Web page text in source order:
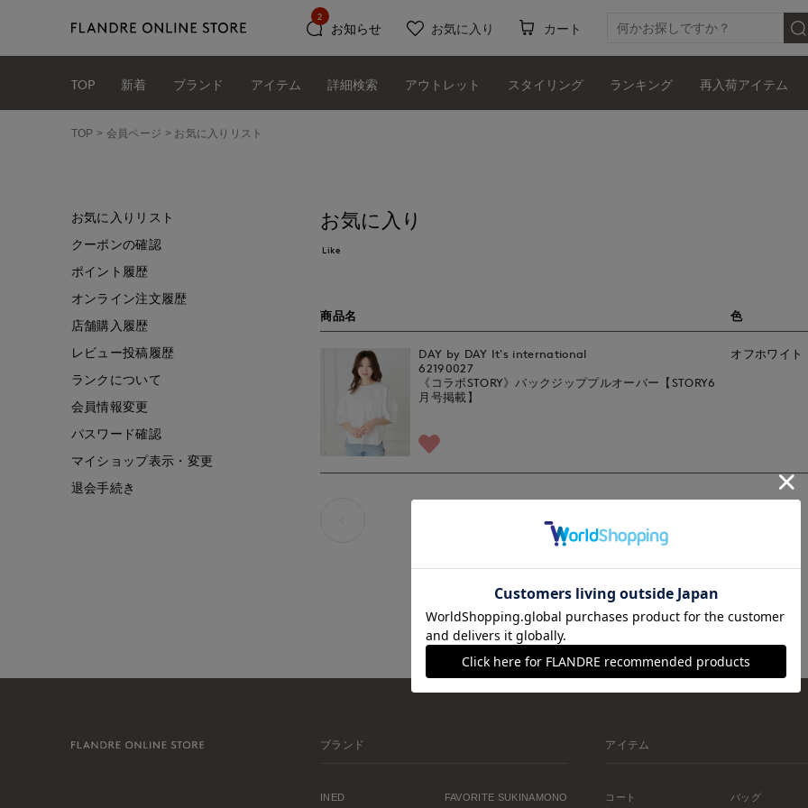
お知らせ
2
お気に入り カート
TOP 新着 ブランド アイテム 詳細検索 アウトレット スタイリング ランキング 再入荷アイテム
TOP 会員ページ お気に入りリスト
お気に入り
Like
商品名 色
DAY by DAY It's international
62190027
《コラボSTORY》バックジッププルオーバー【STORY6
月号掲載】
オフホワイト
お気に入りリスト
クーポンの確認
ポイント履歴
オンライン注文履歴
店舗購入履歴
レビュー投稿履歴
ランクについて
会員情報変更
パスワード確認
マイショップ表示・変更
退会手続き
ブランド
INED FAVORITE SUKINAMONO
アイテム
コート バッグ